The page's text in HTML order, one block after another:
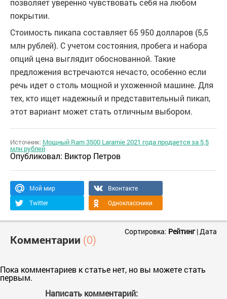
позволяет уверенно чувствовать себя на любом
покрытии.
Стоимость пикапа составляет 65 950 долларов (5,5
млн рублей). С учетом состояния, пробега и набора
опций цена выглядит обоснованной. Такие
предложения встречаются нечасто, особенно если
речь идет о столь мощной и ухоженной машине. Для
тех, кто ищет надежный и представительный пикап,
этот вариант может стать отличным выбором.
Источник: Мощный Ram 3500 Laramie 2021 года продается за 5,5
млн рублей
Опубликовал: Виктор Петров
Мой мир
Вконтакте
Twitter
Одноклассники
Комментарии (0)
Сортировка: Рейтинг|Дата
Пока комментариев к статье нет, но вы можете стать
первым.
Написать комментарий: